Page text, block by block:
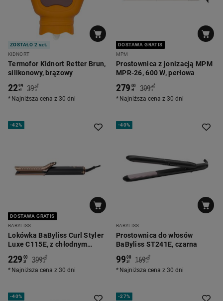
ZOSTAŁO 2 szt.
KIDNORT
Termofor Kidnort Retter Brun,
silikonowy, brązowy
2299
zł 39 99
zł
*
Najniższa cena z 30 dni
DOSTAWA GRATIS
MPM
Prostownica z jonizacją MPM
MPR-26, 600 W, perłowa
279 00
zł 399 00
zł
*
Najniższa cena z 30 dni
-42%
DOSTAWA GRATIS
BABYLISS
Lokówka BaByliss Curl Styler
Luxe C115E, z chłodnym
nawiewem, czarna
229 00
zł 399 00
zł
*
Najniższa cena z 30 dni
-40%
BABYLISS
Prostownica do włosów
BaByliss ST241E, czarna
9900
zł 169 00
zł
*
Najniższa cena z 30 dni
-40% -27%